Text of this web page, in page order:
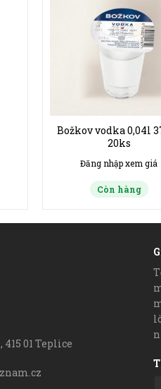
Božkov vodka 0,04l
20ks
Đăng nhập xem giá
Còn hàng
01 Teplice